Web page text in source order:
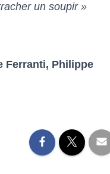
un soupir »
Ferranti, Philippe